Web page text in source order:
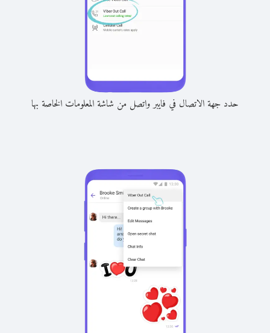
حدد جهة الاتصال في فايبر واتصل من شاشة المعلومات الخاصة بها